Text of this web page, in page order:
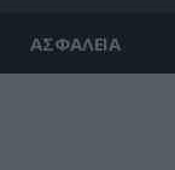
ΑΣΦΑΛΕΙΑ